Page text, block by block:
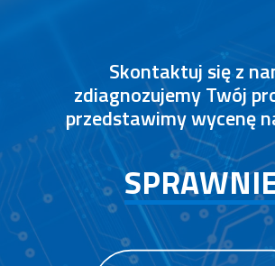
Skontaktuj się z
zdiagnozujemy Twój
przedstawimy wycenę
SPRAWNI